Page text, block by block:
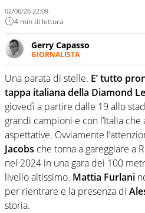
02/06/26 22:09
4 min di lettura
Gerry Capasso
GIORNALISTA
Per lui gli sport americani
football, baseball e la
dove altri non vedono
Una parata di stelle. E’ tutto
tappa italiana della Diamond
giovedì a partire dalle 19 allo
grandi campioni e con l’Italia che
aspettative. Ovviamente
Jacobs che torna a gareggiare a
nel 2024 in una gara dei 100
livello altissimo. Mattia Furlani
per rientrare e la presenza di
storia.